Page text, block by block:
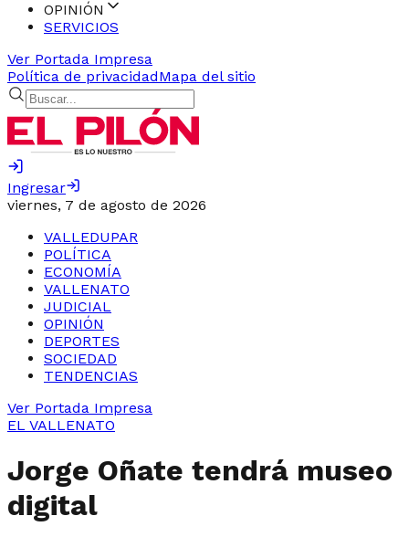
OPINIÓN
SERVICIOS
Ver Portada Impresa
Política de privacidadMapa del sitio
Ingresar
viernes, 7 de agosto de 2026
VALLEDUPAR
POLÍTICA
ECONOMÍA
VALLENATO
JUDICIAL
OPINIÓN
DEPORTES
SOCIEDAD
TENDENCIAS
Ver Portada Impresa
EL VALLENATO
Jorge Oñate tendrá museo
digital